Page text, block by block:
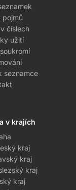
pojmů
číslech
užití
seznamce
v krajích
kraj
kraj
kraj
kraj